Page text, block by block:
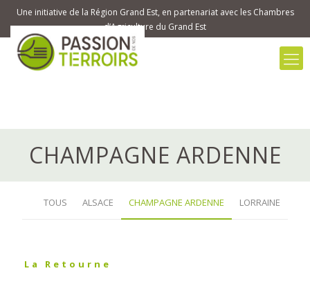
Une initiative de la Région Grand Est, en partenariat avec les Chambres
d’Agriculture du Grand Est
CHAMPAGNE ARDENNE
TOUS ALSACE CHAMPAGNE ARDENNE LORRAINE
La Retourne